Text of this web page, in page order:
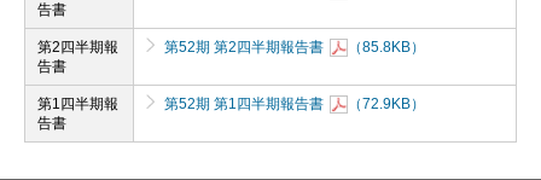
告書
第2四半期報
告書
第52期 第2四半期報告書 （85.8KB）
第1四半期報
告書
第52期 第1四半期報告書 （72.9KB）